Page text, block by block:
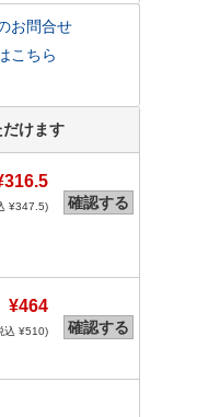
お問合せ
こちら
けます
¥347.5) 確認する
¥464
込 ¥510) 確認する